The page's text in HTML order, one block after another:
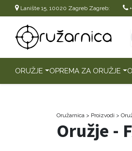
Lanište 15, 10020 Zagreb Zagreb:
ORUŽJE OPREMA ZA ORUŽJE
Oružarnica > Proizvodi >
Oružje -